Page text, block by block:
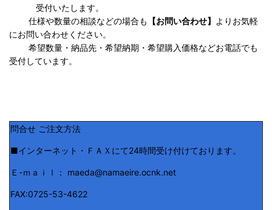
受付いたします。
仕様や数量の相談などの場合も
【お問い合わせ】
よりお気軽
にお問い合わせください。
希望数量・納品先・希望納期・希望購入価格などお電話でも
受付しています。
問合せ ご注文方法
■インターネット・ＦＡＸにて24時間受け付けております。
Ｅ-ｍａｉｌ： maeda@namaeire.ocnk.net
FAX:0725-53-4622